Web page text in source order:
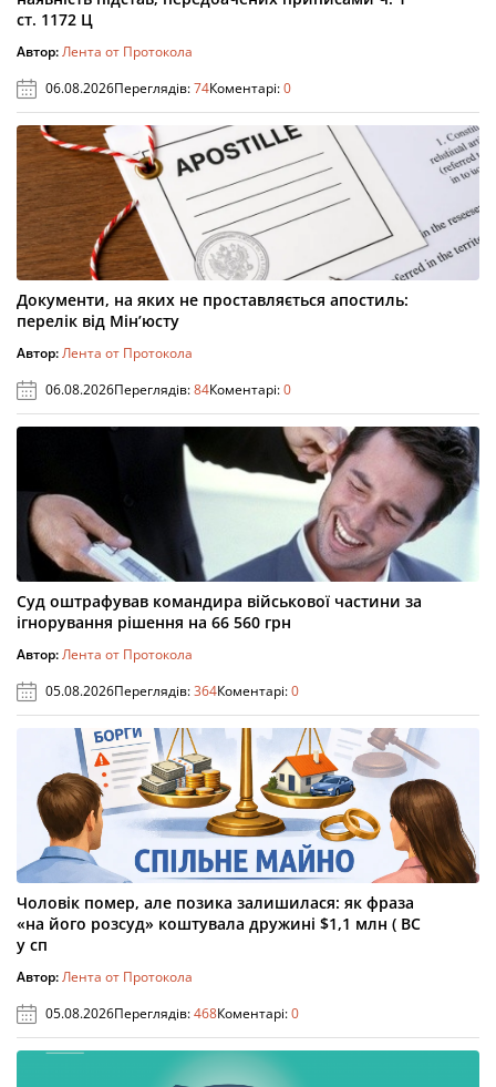
ст. 1172 Ц
Автор:Лента от Протокола
06.08.2026Переглядів:74Коментарі:0
Документи, на яких не проставляється апостиль:
перелік від Мін’юсту
Автор:Лента от Протокола
06.08.2026Переглядів:84Коментарі:0
Суд оштрафував командира військової частини за
ігнорування рішення на 66 560 грн
Автор:Лента от Протокола
05.08.2026Переглядів:364Коментарі:0
Чоловік помер, але позика залишилася: як фраза
«на його розсуд» коштувала дружині $1,1 млн ( ВС
у сп
Автор:Лента от Протокола
05.08.2026Переглядів:468Коментарі:0